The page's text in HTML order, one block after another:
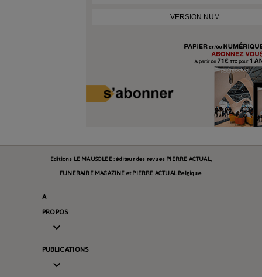
VERSION NUM.
Editions LE MAUSOLEE : éditeur des revues PIERRE ACTUAL,
FUNERAIRE MAGAZINE et PIERRE ACTUAL Belgique.
A
PROPOS

PUBLICATIONS
